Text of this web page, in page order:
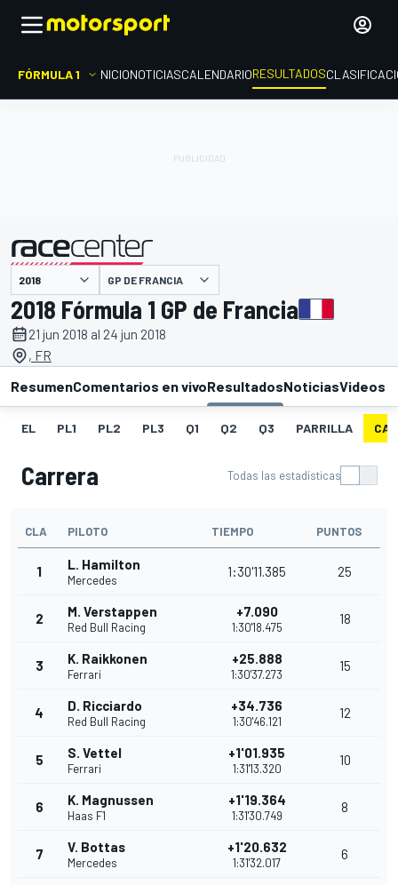
FÓRMULA 1 INICIONOTICIASCALENDARIORESULTADOS
presentado por GP DE FRANCIA
2018 Fórmula 1 GP de Francia
21 jun 2018 al 24 jun 2018
, FR
ResumenComentarios en vivoResultadosNoticiasVideos
EL PL1 PL2 PL3 Q1 Q2 Q3 PARRILLA
Carrera Todas las estadísticas
CLA PILOTO TIEMPO PUNTOS
1 L. Hamilton
Mercedes
1:30'11.385 25
2 M. Verstappen
Red Bull Racing
+7.090
1:30'18.475
18
3 K. Raikkonen
Ferrari
+25.888
1:30'37.273
15
4 D. Ricciardo
Red Bull Racing
+34.736
1:30'46.121
12
5 S. Vettel
Ferrari
+1'01.935
1:31'13.320
10
6 K. Magnussen
Haas F1
+1'19.364
1:31'30.749
8
7 V. Bottas
Mercedes
+1'20.632
1:31'32.017
6